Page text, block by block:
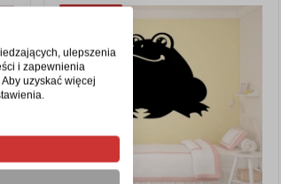
ulepszenia
i zapewnienia
uzyskać więcej